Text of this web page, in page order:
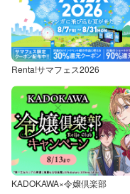
Renta!サマフェス2026
KADOKAWA×令嬢倶楽部